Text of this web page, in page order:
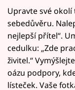
Upravte své
sebedůvěru.
nejlepší přítel“.
cedulku: „Zde
živitel.“
oázu podpory,
lísteček. Vaše